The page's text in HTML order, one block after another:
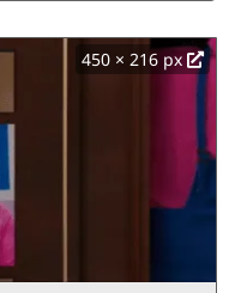
450 × 216 px